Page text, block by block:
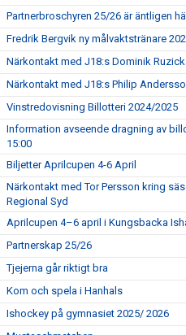
Partnerbroschyren 25/26 är äntligen
Fredrik Bergvik ny målvaktstränare
Närkontakt med J18:s Dominik
Närkontakt med J18:s Philip
Vinstredovisning Billotteri 2024/2025
Information avseende dragning av
15:00
Biljetter Aprilcupen 4-6 April
Närkontakt med Tor Persson kring
Regional Syd
Aprilcupen 4–6 april i Kungsbacka
Partnerskap 25/26
Tjejerna går riktigt bra
Kom och spela i Hanhals
Ishockey på gymnasiet 2025/ 2026